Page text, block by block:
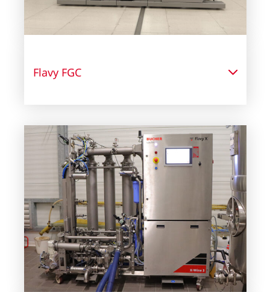
Flavy FGC